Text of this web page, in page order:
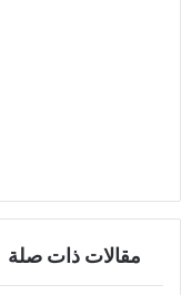
مقالات ذات صلة